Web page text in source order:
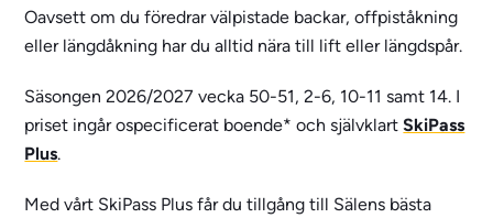
Oavsett om du föredrar välpistade backar, offpiståkning
eller längdåkning har du alltid nära till lift eller längdspår.
Säsongen 2026/2027 vecka 50-51, 2-6, 10-11 samt 14. I
priset ingår ospecificerat boende* och självklartSkiPass
Plus.
Med vårt SkiPass Plus får du tillgång till Sälens bästa